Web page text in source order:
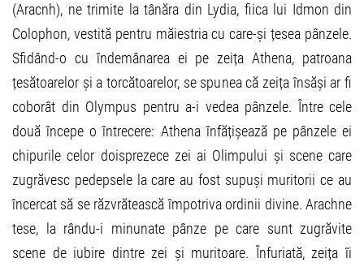
(Aracnh), ne trimite la tânăra din Lydia, fiica lui Idmon din
Colophon, vestită pentru măiestria cu care-și țesea pânzele.
Sfidând-o cu îndemânarea ei pe zeița Athena, patroana
țesătoarelor și a torcătoarelor, se spunea că zeița însăși ar fi
coborât din Olympus pentru a-i vedea pânzele. Între cele
două începe o întrecere: Athena înfățișează pe pânzele ei
chipurile celor doisprezece zei ai Olimpului și scene care
zugrăvesc pedepsele la care au fost supuși muritorii ce au
încercat să se răzvrătească împotriva ordinii divine. Arachne
tese, la rându-i minunate pânze pe care sunt zugrăvite
scene de iubire dintre zei și muritoare. Înfuriată, zeița îi